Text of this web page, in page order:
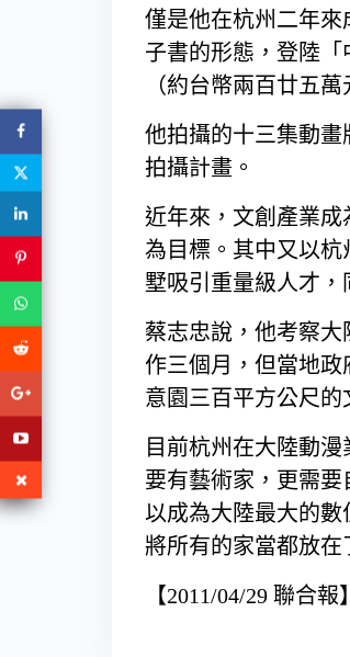
僅是他在杭州二年
子書的形態，登陸
（約台幣兩百廿五萬
他拍攝的十三集動
拍攝計畫。
近年來，文創產業成
為目標。其中又以杭
墅吸引重量級人才，
蔡志忠說，他考察
作三個月，但當地
意園三百平方公尺的
目前杭州在大陸動
要有藝術家，更需
以成為大陸最大的
將所有的家當都放在
【2011/04/29 聯合報】